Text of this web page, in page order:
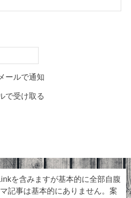
ールで通知
で受け取る
を含みますが基本的に全部自腹
記事は基本的にありません。案